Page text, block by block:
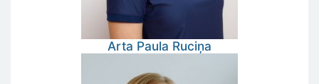
Arta Paula Ruciņa